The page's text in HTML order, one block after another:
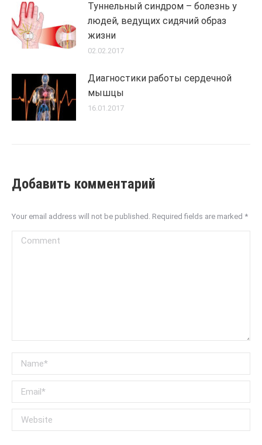
Туннельный синдром – болезнь у
людей, ведущих сидячий образ
жизни
02.02.2017
Диагностики работы сердечной
мышцы
16.01.2017
Добавить комментарий
Your email address will not be published. Required fields are marked *
Comment
Name *
Email *
Website